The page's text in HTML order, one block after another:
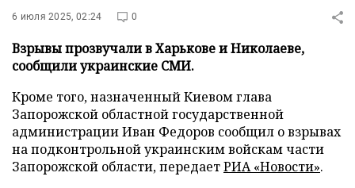
6 июля 2025, 02:24 0
Взрывы прозвучали в Харькове и Николаеве,
сообщили украинские СМИ.
Кроме того, назначенный Киевом глава
Запорожской областной государственной
администрации Иван Федоров сообщил о взрывах
на подконтрольной украинским войскам части
Запорожской области, передаетРИА «Новости».